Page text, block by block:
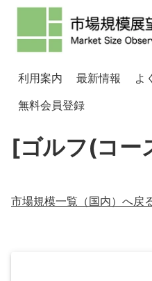
利用案内 最新情報 よ
無料会員登録
[ゴルフ(コー
市場規模一覧（国内）へ戻